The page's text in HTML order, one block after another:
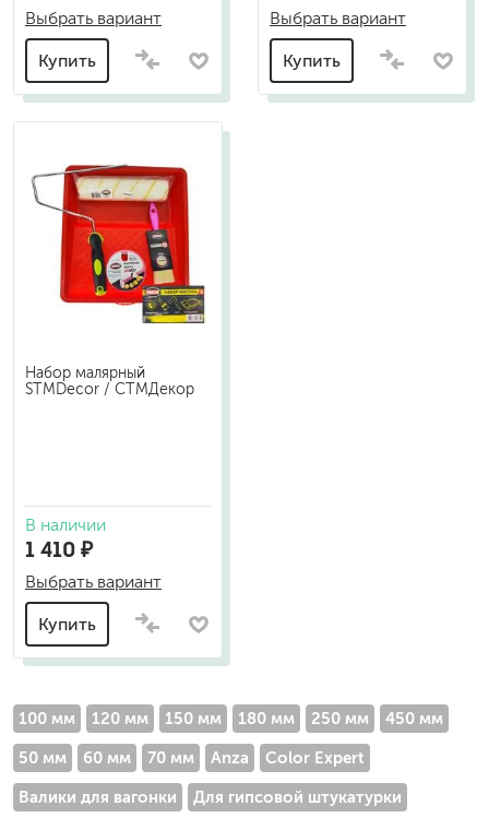
Выбрать вариант
Купить
Выбрать вариант
Купить
Набор малярный
STMDecor / СТМДекор
В наличии
1 410 ₽
Выбрать вариант
Купить
100 мм 120 мм 150 мм 180 мм 250 мм 450 мм
50 мм 60 мм 70 мм Anza Color Expert
Валики для вагонки Для гипсовой штукатурки